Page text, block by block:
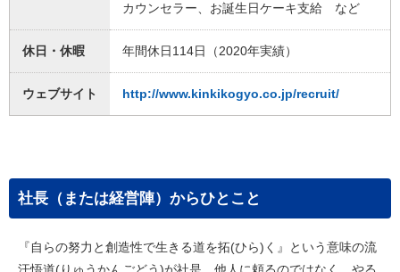
カウンセラー、お誕生日ケーキ支給 など
休日・休暇 年間休日114日（2020年実績）
ウェブサイト http://www.kinkikogyo.co.jp/recruit/
社長（または経営陣）からひとこと
『自らの努力と創造性で生きる道を拓(ひら)く』という意味の流